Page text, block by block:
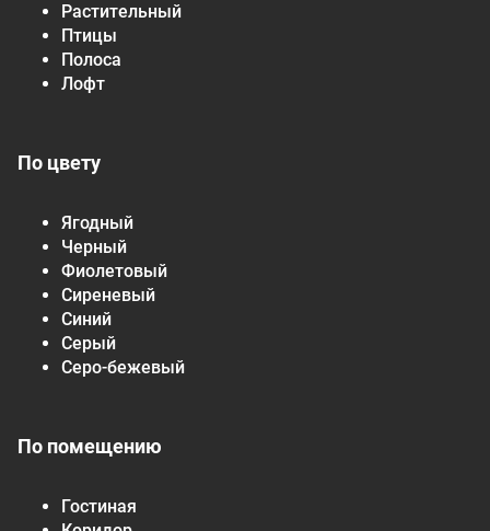
Растительный
Птицы
Полоса
Лофт
По цвету
Ягодный
Черный
Фиолетовый
Сиреневый
Синий
Серый
Серо-бежевый
По помещению
Гостиная